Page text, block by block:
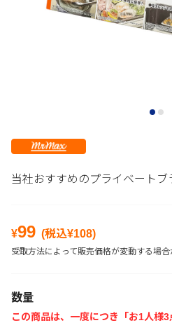
当社おすすめのプライベートブ
¥99 (税込¥108)
受取方法によって販売価格が変動する場合
数量
この商品は、一度につき「お1人様3